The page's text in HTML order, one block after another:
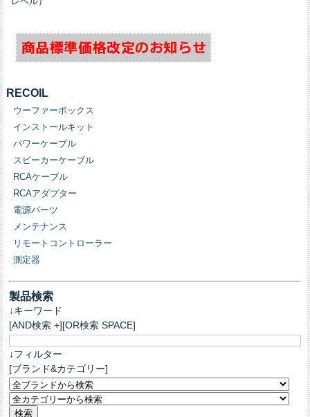
RECOIL
ウーファーボックス
インストールキット
パワーケーブル
スピーカーケーブル
RCAケーブル
RCAアダプター
電源パーツ
メンテナンス
リモートコントローラー
測定器
製品検索
↓キーワード
[AND検索 +][OR検索 SPACE]
↓フィルター
[ブランド&カテゴリー]